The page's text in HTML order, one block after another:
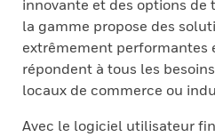
innovante et des options de
la gamme propose des
extrêmement performantes
répondent à tous les
locaux de commerce ou
Avec le logiciel utilisateur